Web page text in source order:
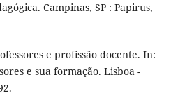
Campinas, SP : Papirus,
e profissão docente. In:
e sua formação. Lisboa -